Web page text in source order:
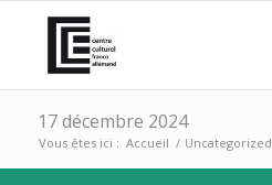
17 décembre 2024
Vous êtes ici : Accueil / Uncategorized